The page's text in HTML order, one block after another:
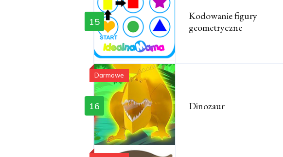
15
Kodowanie figury
geometryczne
Darmowe
16 Dinozaur